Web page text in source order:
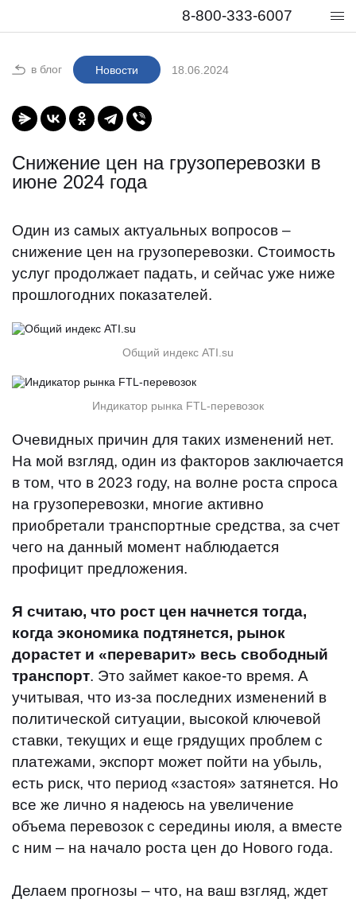
8-800-333-6007
в блог Новости 18.06.2024
Снижение цен на грузоперевозки в
июне 2024 года
Один из самых актуальных вопросов –
снижение цен на грузоперевозки. Стоимость
услуг продолжает падать, и сейчас уже ниже
прошлогодних показателей.
Общий индекс ATI.su
Индикатор рынка FTL-перевозок
Очевидных причин для таких изменений нет.
На мой взгляд, один из факторов заключается
в том, что в 2023 году, на волне роста спроса
на грузоперевозки, многие активно
приобретали транспортные средства, за счет
чего на данный момент наблюдается
профицит предложения.
Я считаю, что рост цен начнется тогда,
когда экономика подтянется, рынок
дорастет и «переварит» весь свободный
транспорт. Это займет какое-то время. А
учитывая, что из-за последних изменений в
политической ситуации, высокой ключевой
ставки, текущих и еще грядущих проблем с
платежами, экспорт может пойти на убыль,
есть риск, что период «застоя» затянется. Но
все же лично я надеюсь на увеличение
объема перевозок с середины июля, а вместе
с ним – на начало роста цен до Нового года.
Делаем прогнозы – что, на ваш взгляд, ждет